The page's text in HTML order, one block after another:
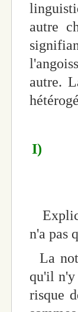
autre
autre.
n'a pas
La
qu'il n'y
risque